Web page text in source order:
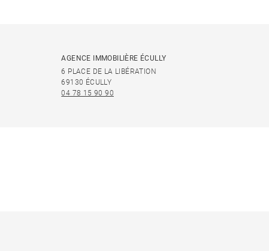
AGENCE IMMOBILIÈRE ÉCULLY
6 PLACE DE LA LIBÉRATION
69130 ÉCULLY
04 78 15 90 90